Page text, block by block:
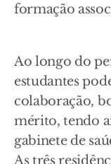
formação
Ao longo do
estudantes
colaboração,
mérito, tendo
gabinete de
As três